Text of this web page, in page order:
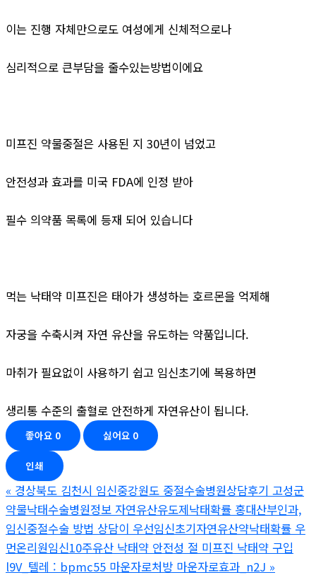
이는 진행 자체만으로도 여성에게 신체적으로나
심리적으로 큰부담을 줄수있는방법이에요
미프진 약물중절은 사용된 지 30년이 넘었고
안전성과 효과를 미국 FDA에 인정 받아
필수 의약품 목록에 등재 되어 있습니다
먹는 낙태약 미프진은 태아가 생성하는 호르몬을 억제해
자궁을 수축시켜 자연 유산을 유도하는 약품입니다.
마취가 필요없이 사용하기 쉽고 임신초기에 복용하면
생리통 수준의 출혈로 안전하게 자연유산이 됩니다.
좋아요 0 싫어요 0
인쇄
« 경상북도 김천시 임신중강원도 중절수술병원상담후기 고성군
약물낙태수술병원정보 자연유산유도제낙태확률 홍대산부인과,
임신중절수술 방법 상담이 우선임신초기자연유산약낙태확률 우
먼온리원임신10주유산 낙­태약 안전성 절 미프진 낙태약 구입
l9V_텔레 : bpmc55 마운자로처방 마운자로효과_n2J »